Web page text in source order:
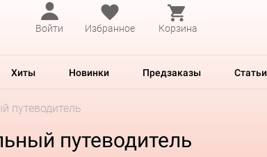
Войти
Избранное Корзина
Хиты Новинки Предзаказы Статьи
путеводитель
путеводитель